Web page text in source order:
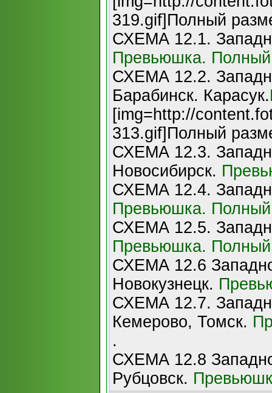
319.gif]Полный
СХЕМА 12.1.
Превьюшка.
СХЕМА 12.2.
Барабинск. Карасук.
[img=http://
313.gif]Полный
СХЕМА 12.3.
Новосибирск.
СХЕМА 12.4.
Превьюшка.
СХЕМА 12.5.
Превьюшка.
СХЕМА 12.6
Новокузнецк.
СХЕМА 12.7.
Кемерово, Томск.
.
СХЕМА 12.8
Рубцовск.